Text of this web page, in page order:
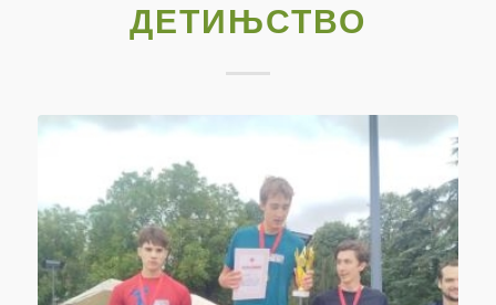
ДЕТИЊСТВО